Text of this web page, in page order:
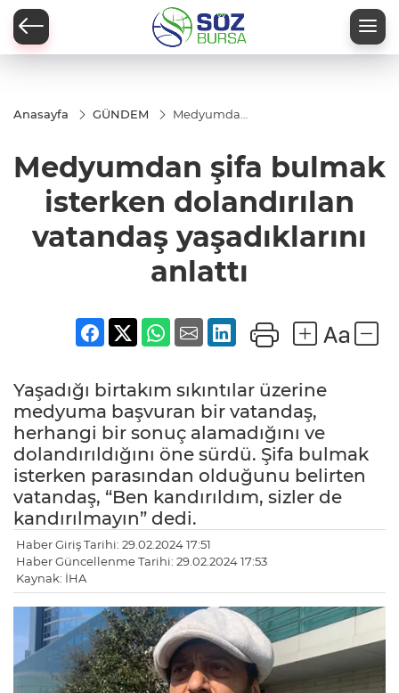
Anasayfa GÜNDEM
Medyumdan
dolandırılan
vatandaş
yaşadıklarını
anlattı
Medyumdan şifa bulmak
isterken dolandırılan
vatandaş yaşadıklarını
anlattı
Yaşadığı birtakım sıkıntılar üzerine
medyuma başvuran bir vatandaş,
herhangi bir sonuç alamadığını ve
dolandırıldığını öne sürdü. Şifa bulmak
isterken parasından olduğunu belirten
vatandaş, “Ben kandırıldım, sizler de
kandırılmayın” dedi.
Haber Giriş Tarihi: 29.02.2024 17:51
Haber Güncellenme Tarihi: 29.02.2024 17:53
Kaynak: İHA